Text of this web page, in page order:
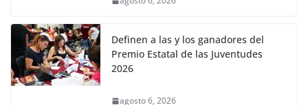
Definen a las y los ganadores del
Premio Estatal de las Juventudes
2026
agosto 6, 2026